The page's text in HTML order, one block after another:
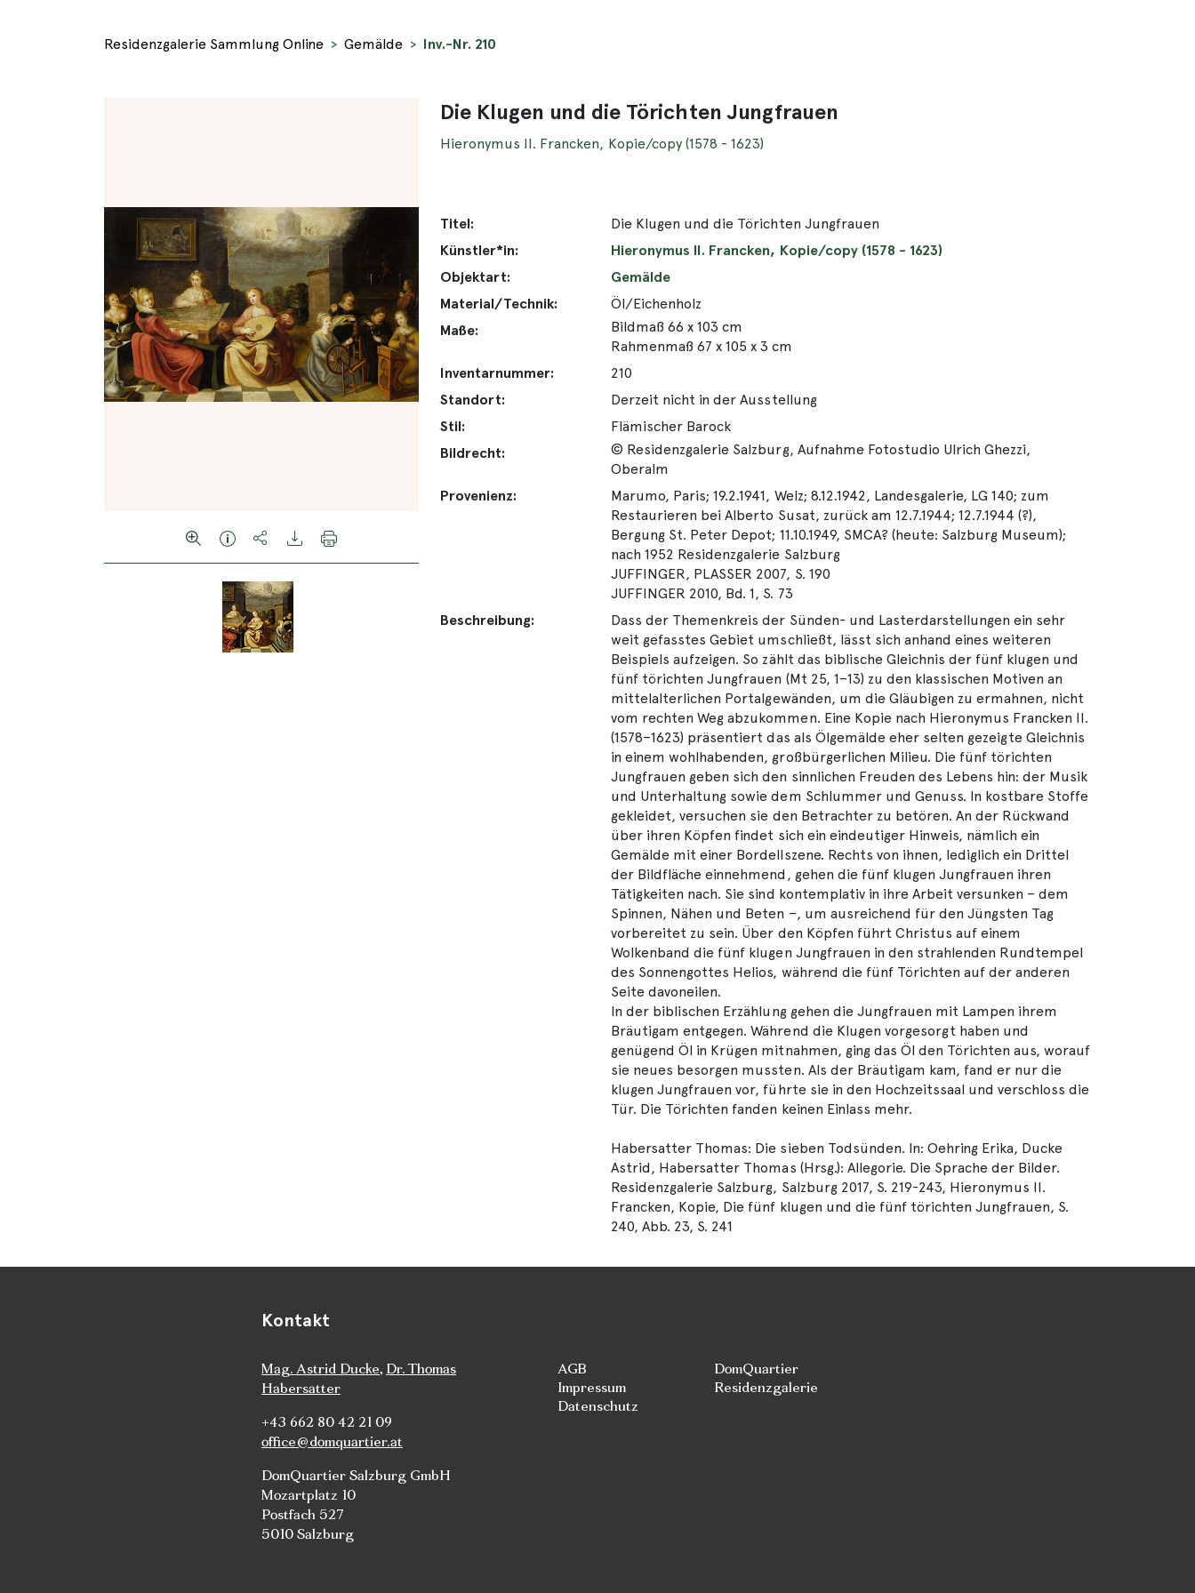
Residenzgalerie Sammlung Online Gemälde Inv.-Nr. 210
Die Klugen und die Törichten Jungfrauen
Hieronymus II. Francken, Kopie/copy (1578 - 1623)
Titel:
Die Klugen und die Törichten Jungfrauen
Künstler*in:
Hieronymus II. Francken, Kopie/copy (1578 - 1623)
Objektart:
Gemälde
Material/Technik:
Öl/Eichenholz
Maße:
Bildmaß 66 x 103 cm
Rahmenmaß 67 x 105 x 3 cm
Inventarnummer:
210
Standort:
Derzeit nicht in der Ausstellung
Stil:
Flämischer Barock
Bildrecht:
© Residenzgalerie Salzburg, Aufnahme Fotostudio Ulrich Ghezzi,
Oberalm
Provenienz:
Marumo, Paris; 19.2.1941, Welz; 8.12.1942, Landesgalerie, LG 140; zum
Restaurieren bei Alberto Susat, zurück am 12.7.1944; 12.7.1944 (?),
Bergung St. Peter Depot; 11.10.1949, SMCA? (heute: Salzburg Museum);
nach 1952 Residenzgalerie Salzburg
JUFFINGER, PLASSER 2007, S. 190
JUFFINGER 2010, Bd. 1, S. 73
Beschreibung:
Dass der Themenkreis der Sünden- und Lasterdarstellungen ein sehr
weit gefasstes Gebiet umschließt, lässt sich anhand eines weiteren
Beispiels aufzeigen. So zählt das biblische Gleichnis der fünf klugen und
fünf törichten Jungfrauen (Mt 25, 1–13) zu den klassischen Motiven an
mittelalterlichen Portalgewänden, um die Gläubigen zu ermahnen, nicht
vom rechten Weg abzukommen. Eine Kopie nach Hieronymus Francken II.
(1578–1623) präsentiert das als Ölgemälde eher selten gezeigte Gleichnis
in einem wohlhabenden, großbürgerlichen Milieu. Die fünf törichten
Jungfrauen geben sich den sinnlichen Freuden des Lebens hin: der Musik
und Unterhaltung sowie dem Schlummer und Genuss. In kostbare Stoffe
gekleidet, versuchen sie den Betrachter zu betören. An der Rückwand
über ihren Köpfen findet sich ein eindeutiger Hinweis, nämlich ein
Gemälde mit einer Bordellszene. Rechts von ihnen, lediglich ein Drittel
der Bildfläche einnehmend, gehen die fünf klugen Jungfrauen ihren
Tätigkeiten nach. Sie sind kontemplativ in ihre Arbeit versunken – dem
Spinnen, Nähen und Beten –, um ausreichend für den Jüngsten Tag
vorbereitet zu sein. Über den Köpfen führt Christus auf einem
Wolkenband die fünf klugen Jungfrauen in den strahlenden Rundtempel
des Sonnengottes Helios, während die fünf Törichten auf der anderen
Seite davoneilen.
In der biblischen Erzählung gehen die Jungfrauen mit Lampen ihrem
Bräutigam entgegen. Während die Klugen vorgesorgt haben und
genügend Öl in Krügen mitnahmen, ging das Öl den Törichten aus, worauf
sie neues besorgen mussten. Als der Bräutigam kam, fand er nur die
klugen Jungfrauen vor, führte sie in den Hochzeitssaal und verschloss die
Tür. Die Törichten fanden keinen Einlass mehr.
Habersatter Thomas: Die sieben Todsünden. In: Oehring Erika, Ducke
Astrid, Habersatter Thomas (Hrsg.): Allegorie. Die Sprache der Bilder.
Residenzgalerie Salzburg, Salzburg 2017, S. 219-243, Hieronymus II.
Francken, Kopie, Die fünf klugen und die fünf törichten Jungfrauen, S.
240, Abb. 23, S. 241
Kontakt
Mag. Astrid Ducke, Dr. Thomas
Habersatter
+43 662 80 42 21 09
office@domquartier.at
DomQuartier Salzburg GmbH
Mozartplatz 10
Postfach 527
5010 Salzburg
AGB
Impressum
Datenschutz
DomQuartier
Residenzgalerie